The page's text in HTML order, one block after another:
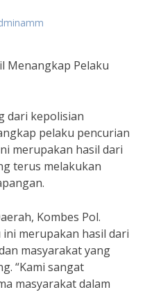
Menangkap Pelaku
dari kepolisian
pelaku pencurian
merupakan hasil dari
terus melakukan
Kombes Pol.
merupakan hasil dari
masyarakat yang
“Kami sangat
masyarakat dalam